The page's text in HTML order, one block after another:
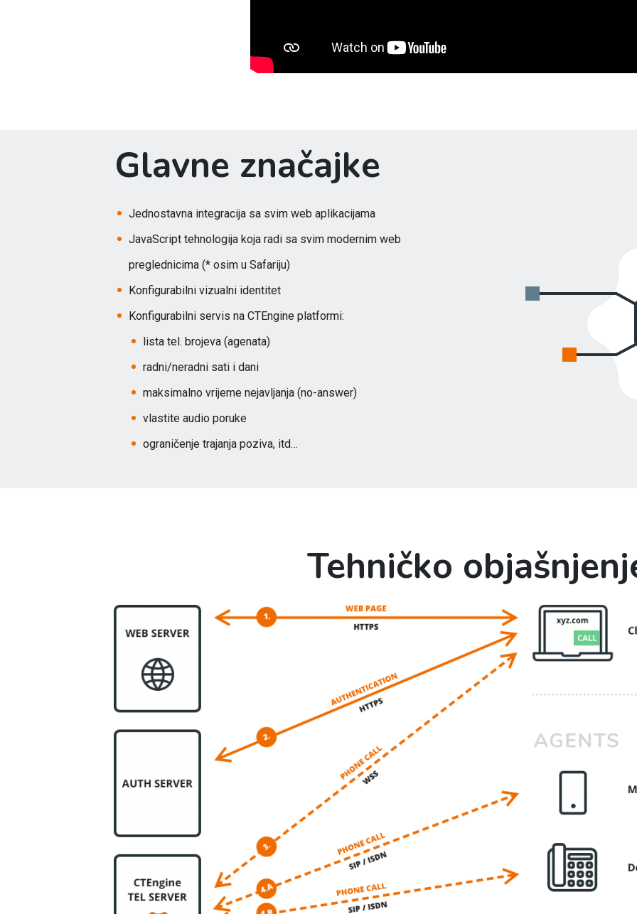
Glavne značajke
Jednostavna integracija sa svim web aplikacijama
JavaScript tehnologija koja radi sa svim modernim web
preglednicima (* osim u Safariju)
Konfigurabilni vizualni identitet
Konfigurabilni servis na CTEngine platformi:
lista tel. brojeva (agenata)
radni/neradni sati i dani
maksimalno vrijeme nejavljanja (no-answer)
vlastite audio poruke
ograničenje trajanja poziva, itd…
Tehničko